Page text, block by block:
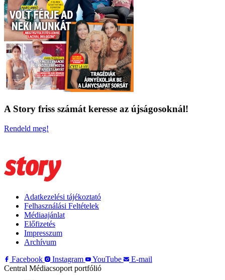
A Story friss számát keresse az újságosoknál!
Rendeld meg!
Adatkezelési tájékoztató
Felhasználási Feltételek
Médiaajánlat
Előfizetés
Impresszum
Archívum
Facebook
Instagram YouTube
E-mail
Central Médiacsoport portfólió